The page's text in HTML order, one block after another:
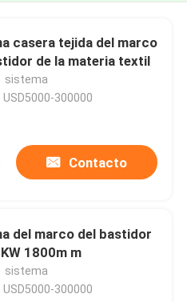
casera tejida del marco
de la materia textil
sistema
300000
Contacto
del marco del bastidor
1800m m
sistema
300000